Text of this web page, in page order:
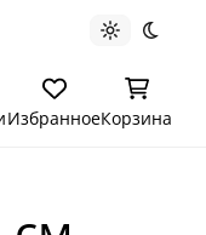
Светлая
ИзбранноеКорзина